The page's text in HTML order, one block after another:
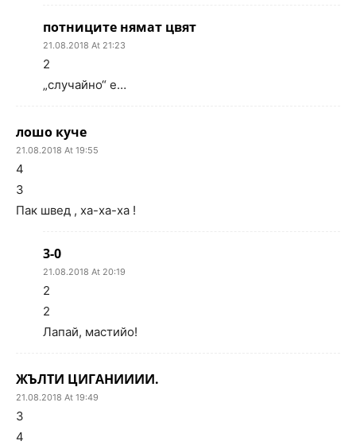
потниците нямат цвят
21.08.2018 At 21:23
2
„случайно“ е…
лошо куче
21.08.2018 At 19:55
4
3
Пак швед , ха-ха-ха !
3-0
21.08.2018 At 20:19
2
2
Лапай, мастийо!
ЖЪЛТИ ЦИГАНИИИИ.
21.08.2018 At 19:49
3
4